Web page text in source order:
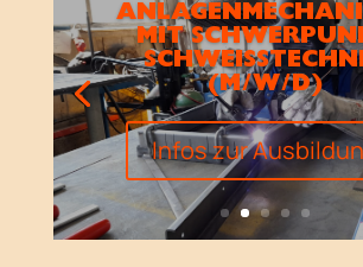
MIT
M/W/D)
Infos zur